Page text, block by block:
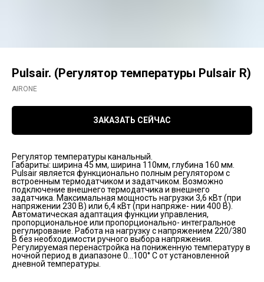
Pulsair. (Регулятор температуры Pulsair R)
AIRONE
ЗАКАЗАТЬ СЕЙЧАС
Регулятор температуры канальный.
Габариты: ширина 45 мм, ширина 110мм, глубина 160 мм.
Pulsair является функционально полным регулятором с
встроенным термодатчиком и задатчиком. Возможно
подключение внешнего термодатчика и внешнего
задатчика. Максимальная мощность нагрузки 3,6 кВт (при
напряжении 230 В) или 6,4 кВт (при напряже- нии 400 В).
Автоматическая адаптация функции управления,
пропорциональное или пропорционально- интегральное
регулирование. Работа на нагрузку с напряжением 220/380
В без необходимости ручного выбора напряжения.
Регулируемая перенастройка на пониженную температуру в
ночной период в диапазоне 0…100° С от установленной
дневной температуры.